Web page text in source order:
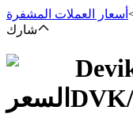
أسعار العملات المشفرة
شارك
السعر DVK